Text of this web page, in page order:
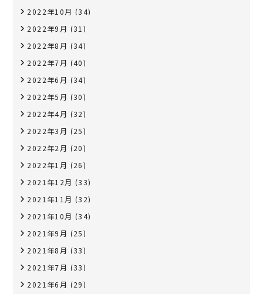
2022年10月 (34)
2022年9月 (31)
2022年8月 (34)
2022年7月 (40)
2022年6月 (34)
2022年5月 (30)
2022年4月 (32)
2022年3月 (25)
2022年2月 (20)
2022年1月 (26)
2021年12月 (33)
2021年11月 (32)
2021年10月 (34)
2021年9月 (25)
2021年8月 (33)
2021年7月 (33)
2021年6月 (29)